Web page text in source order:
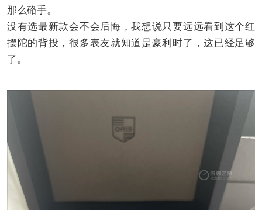
那么硌手。
没有选最新款会不会后悔，我想说只要远远看到这个红
摆陀的背投，很多表友就知道是豪利时了，这已经足够
了。